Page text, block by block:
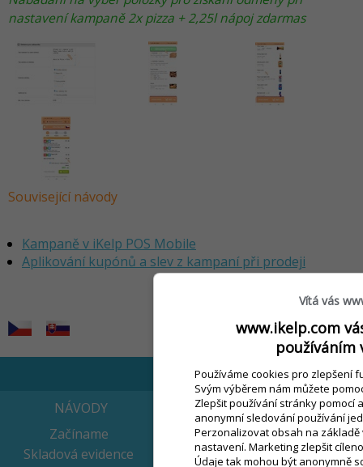
nastavení kampaně 2x pizza + 2,25l nápoj zdarmas
Související návody
Kampaně v iKelp POS Mobile
Aplikování kupónů a slev z kampaní při prodeji
Ing. Lukáš Krajčír
NÁVODY
Začíname
Skladová evidence
EET
PRVNÍ KROKY
Vítá vás
www.ikelp.com
používáním
Používáme cookies pro zlepšení
Svým výběrem nám můžete
Zlepšit používání stránky pomocí
anonymní sledování používání
Perzonalizovat obsah na
nastavení. Marketing zlepšit
Údaje tak mohou být anonymně